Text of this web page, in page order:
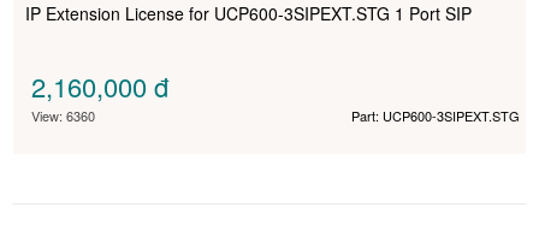
IP Extension License for UCP600-3SIPEXT.STG 1 Port SIP
2,160,000đ
View: 6360 Part: UCP600-3SIPEXT.STG